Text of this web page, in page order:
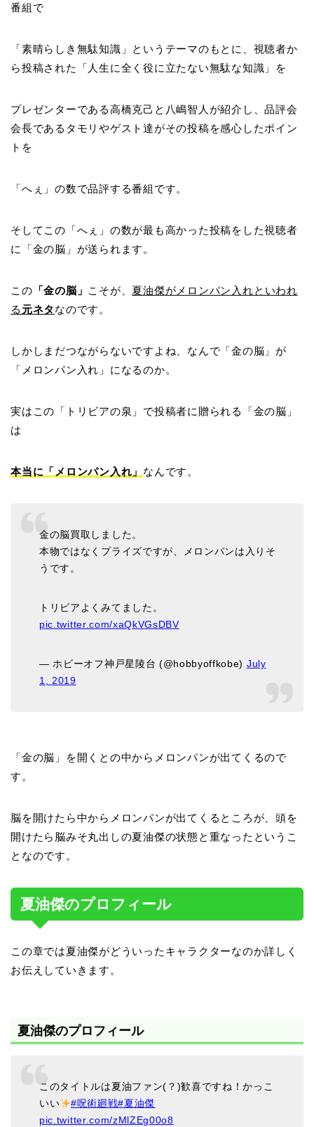
番組で
「素晴らしき無駄知識」というテーマのもとに、視聴者か
ら投稿された「人生に全く役に立たない無駄な知識」を
プレゼンターである高橋克己と八嶋智人が紹介し、品評会
会長であるタモリやゲスト達がその投稿を感心したポイン
トを
「へぇ」の数で品評する番組です。
そしてこの「へぇ」の数が最も高かった投稿をした視聴者
に「金の脳」が送られます。
この 「金の脳」 こそが、 夏油傑がメロンパン入れといわれ
る 元ネタ なのです。
しかしまだつながらないですよね、なんで「金の脳」が
「メロンパン入れ」になるのか。
実はこの「トリビアの泉」で投稿者に贈られる「金の脳」
は
本当に「メロンパン入れ」 なんです。
金の脳買取しました。
本物ではなくプライズですが、メロンパンは入りそ
うです。
トリビアよくみてました。
pic.twitter.com/xaQkVGsDBV
— ホビーオフ神戸星陵台 (@hobbyoffkobe) July
1, 2019
「金の脳」を開くとの中からメロンパンが出てくるので
す。
脳を開けたら中からメロンパンが出てくるところが、頭を
開けたら脳みそ丸出しの夏油傑の状態と重なったというこ
となのです。
夏油傑のプロフィール
この章では夏油傑がどういったキャラクターなのか詳しく
お伝えしていきます。
夏油傑のプロフィール
このタイトルは夏油ファン(？)歓喜ですね！かっこ
いい
#呪術廻戦#夏油傑
pic.twitter.com/zMlZEg00o8